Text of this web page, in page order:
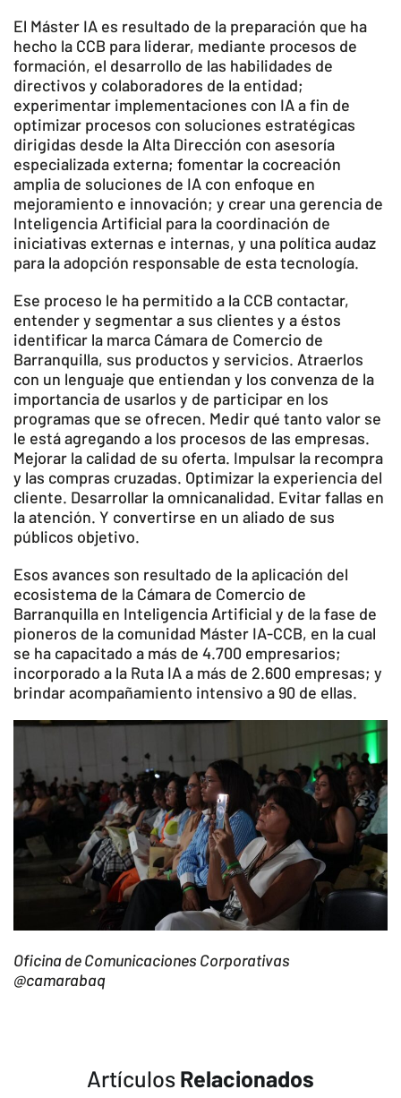
El Máster IA es resultado de la preparación que ha
hecho la CCB para liderar, mediante procesos de
formación, el desarrollo de las habilidades de
directivos y colaboradores de la entidad;
experimentar implementaciones con IA a fin de
optimizar procesos con soluciones estratégicas
dirigidas desde la Alta Dirección con asesoría
especializada externa; fomentar la cocreación
amplia de soluciones de IA con enfoque en
mejoramiento e innovación; y crear una gerencia de
Inteligencia Artificial para la coordinación de
iniciativas externas e internas, y una política audaz
para la adopción responsable de esta tecnología.
​Ese proceso le ha permitido a la CCB contactar,
entender y segmentar a sus clientes y a éstos
identificar la marca Cámara de Comercio de
Barranquilla, sus productos y servicios. Atraerlos
con un lenguaje que entiendan y los convenza de la
importancia de usarlos y de participar en los
programas que se ofrecen. Medir qué tanto valor se
le está agregando a los procesos de las empresas.
Mejorar la calidad de su oferta. Impulsar la recompra
y las compras cruzadas. Optimizar la experiencia del
cliente. Desarrollar la omnicanalidad. Evitar fallas en
la atención. Y convertirse en un aliado de sus
públicos objetivo.
Esos avances son resultado de la aplicación del
ecosistema de la Cámara de Comercio de
Barranquilla en Inteligencia Artificial y de la fase de
pioneros de la comunidad Máster IA-CCB, en la cual
se ha capacitado a más de 4.700 empresarios;
incorporado a la Ruta IA a más de 2.600 empresas; y
brindar acompañamiento intensivo a 90 de ellas.
Oficina de Comunicaciones Corporativas
@camarabaq
Artículos Relacionados